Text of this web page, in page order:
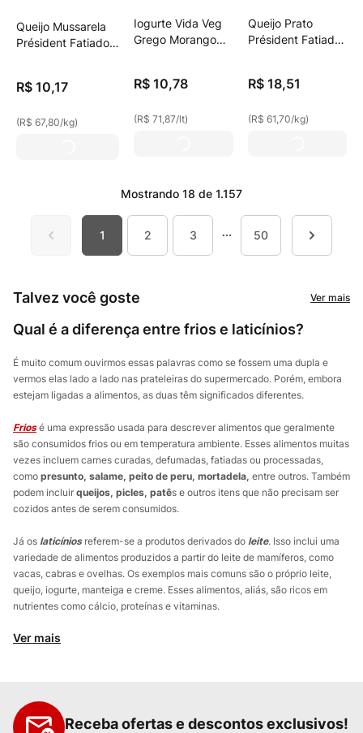
Queijo Mussarela
Président Fatiado
R$ 10,17
(R$ 67,80/kg)
Iogurte Vida Veg
Grego Morango
R$ 10,78
(R$ 71,87/lt)
Queijo Prato
Président Fatiado
R$ 18,51
(R$ 61,70/kg)
Mostrando 18 de 1.157
1 2 3 50
Talvez você goste Ver mais
Qual é a diferença entre frios e laticínios?
É muito comum ouvirmos essas palavras como se fossem uma dupla e
vermos elas lado a lado nas prateleiras do supermercado. Porém, embora
estejam ligadas a alimentos, as duas têm significados diferentes.
Friosé uma expressão usada para descrever alimentos que geralmente
são consumidos frios ou em temperatura ambiente. Esses alimentos muitas
vezes incluem carnes curadas, defumadas, fatiadas ou processadas,
como presunto, salame, peito de peru, mortadela, entre outros. Também
podem incluir queijos, picles, patês e outros itens que não precisam ser
cozidos antes de serem consumidos.
Já os laticíniosreferem-se a produtos derivados do leite. Isso inclui uma
variedade de alimentos produzidos a partir do leite de mamíferos, como
vacas, cabras e ovelhas. Os exemplos mais comuns são o próprio leite,
queijo, iogurte, manteiga e creme. Esses alimentos, aliás, são ricos em
nutrientes como cálcio, proteínas e vitaminas.
Ver mais
Receba ofertas e descontos exclusivos!